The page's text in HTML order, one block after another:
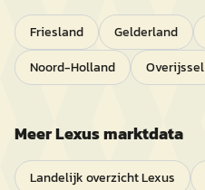
Friesland Gelderland
Noord-Holland
Overijssel
MeerLexusmarktdata
Landelijk overzichtLexus